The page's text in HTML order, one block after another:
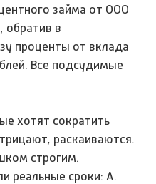
займа от ООО
обратив в
проценты от вклада
Все подсудимые
хотят сократить
раскаиваются.
строгим.
реальные сроки: А.